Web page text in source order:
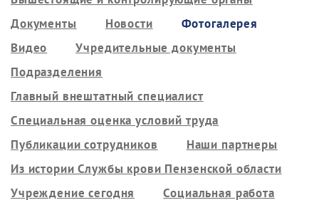
Документы
Новости
Фотогалерея
Видео
Учредительные документы
Подразделения
Главный внештатный специалист
Специальная оценка условий труда
Публикации сотрудников
Наши партнеры
Из истории Службы крови Пензенской области
Учреждение сегодня
Социальная работа